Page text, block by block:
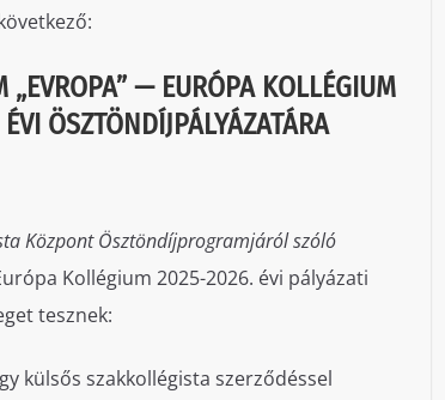
„EVROPA” — EURÓPA KOLLÉGIUM
ÖSZTÖNDÍJPÁLYÁZATÁRA
Központ Ösztöndíjprogramjáról szóló
Kollégium 2025-2026. évi pályázati
tesznek:
külsős szakkollégista szerződéssel